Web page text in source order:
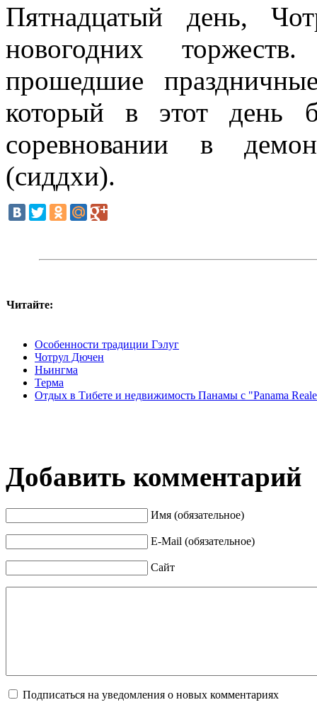
Пятнадцатый день,
новогодних
прошедшие
который в этот день
соревновании в
(сиддхи).
Читайте:
Особенности традиции Гэлуг
Чотрул Дючен
Ньингма
Терма
Отдых в Тибете и недвижимость Панамы с "Panama
Добавить комментарий
Имя (обязательное)
E-Mail (обязательное)
Сайт
Подписаться на уведомления о новых комментариях